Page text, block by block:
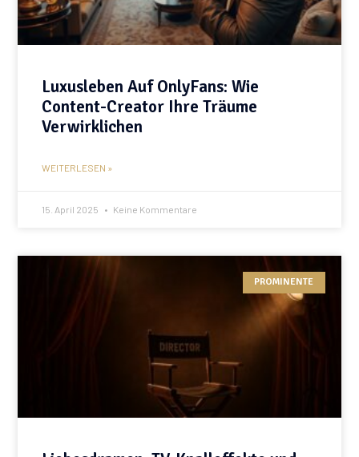
Luxusleben Auf OnlyFans: Wie
Content-Creator Ihre Träume
Verwirklichen
WEITERLESEN »
15. April 2025 Keine Kommentare
PROMINENTE